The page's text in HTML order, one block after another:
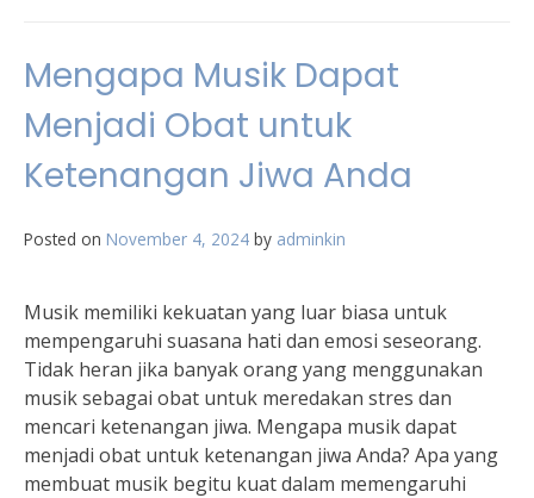
Mengapa Musik Dapat
Menjadi Obat untuk
Ketenangan Jiwa Anda
Posted on November 4, 2024 by adminkin
Musik memiliki kekuatan yang luar biasa untuk
mempengaruhi suasana hati dan emosi seseorang.
Tidak heran jika banyak orang yang menggunakan
musik sebagai obat untuk meredakan stres dan
mencari ketenangan jiwa. Mengapa musik dapat
menjadi obat untuk ketenangan jiwa Anda? Apa yang
membuat musik begitu kuat dalam memengaruhi